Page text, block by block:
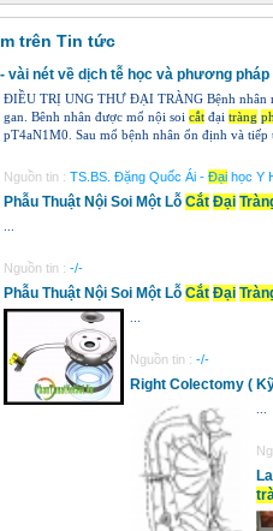
trên Tin tức
vài nét về dịch tễ học và phương pháp
ĐIỀU TRỊ UNG THƯ ĐẠI TRÀNG Bệnh nhân
gan. Bênh nhân được mổ nội soi cắtđại tràng
pT4aN1M0. Sau mổ bệnh nhân ổn định và tiếp
Nguồn tin : TS.BS. Đặng Quốc Ái - Đạihọc Y
Phẫu Thuật Nội Soi Một Lỗ Cắt Đại
Nguồn tin : -/-
Phẫu Thuật Nội Soi Một Lỗ Cắt Đại
Nguồn tin : -/-
Right Colectomy (